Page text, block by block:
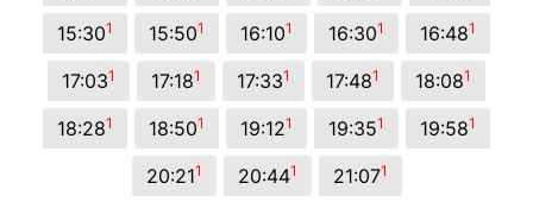
15:301 15:501 16:101 16:301 16:481
17:031 17:181 17:331 17:481 18:081
18:281 18:501 19:121 19:351 19:581
20:211 20:441 21:071